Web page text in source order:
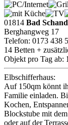
01814 Bad
Berghangweg 17
Telefon: 0173 438
14 Betten +
Objekt pro Tag ab:
Elbschifferhaus:
Auf 150qm könnt
Familie einladen.
Kochen,
Blockstube mit
oder auf der